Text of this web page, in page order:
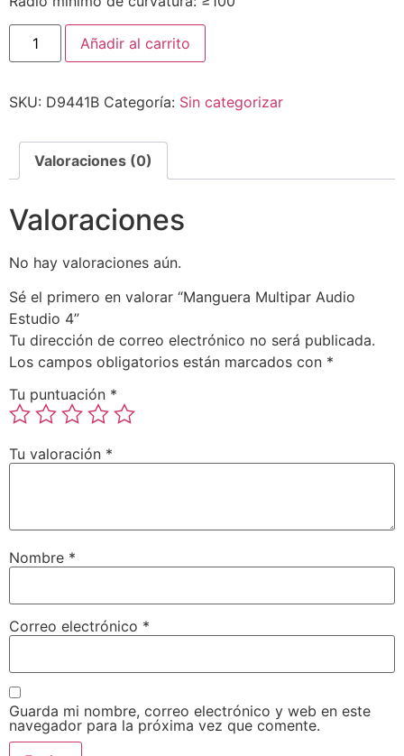
Añadir al carrito
SKU: D9441B Categoría: Sin categorizar
Valoraciones (0)
Valoraciones
No hay valoraciones aún.
Sé el primero en valorar “Manguera Multipar Audio
Estudio 4”
Tu dirección de correo electrónico no será publicada.
Los campos obligatorios están marcados con *
Tu puntuación *
Tu valoración *
Nombre *
Correo electrónico *
Guarda mi nombre, correo electrónico y web en este
navegador para la próxima vez que comente.